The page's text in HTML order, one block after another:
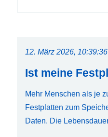
12. März 2026,
Ist meine
Mehr Menschen als je
Festplatten zum
Daten. Die